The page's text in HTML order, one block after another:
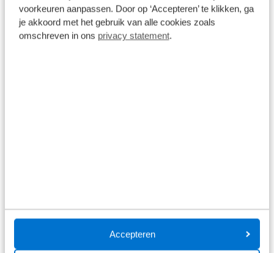
voorkeuren aanpassen. Door op ‘Accepteren’ te klikken, ga
je akkoord met het gebruik van alle cookies zoals
omschreven in ons privacy statement.
Accepteren
volledig elektrisch wagenpark.
Let op: deze maatregel is op moment van
Voor wie: particulier
Tot 2025 betaalden camper-eigenaren slechts 25%
van de normale wegenbelasting, omdat ze met de